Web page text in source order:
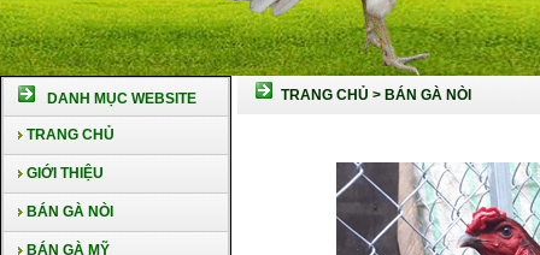
DANH MỤC WEBSITE
TRANG CHỦ
GIỚI THIỆU
BÁN GÀ NÒI
BÁN GÀ MỸ
TRANG CHỦ > BÁN GÀ NÒI